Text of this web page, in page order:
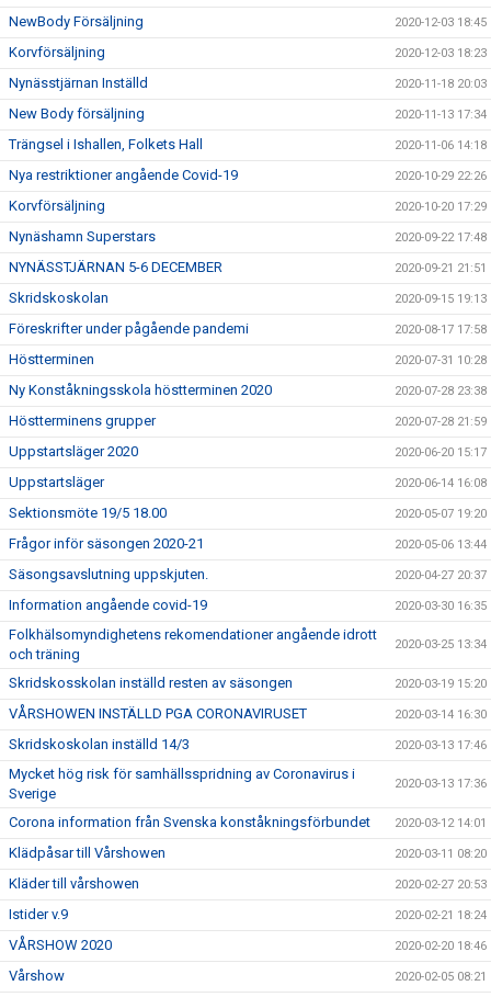
NewBody Försäljning 2020-12-03 18:45
Korvförsäljning 2020-12-03 18:23
Nynässtjärnan Inställd 2020-11-18 20:03
New Body försäljning 2020-11-13 17:34
Trängsel i Ishallen, Folkets Hall 2020-11-06 14:18
Nya restriktioner angående Covid-19 2020-10-29 22:26
Korvförsäljning 2020-10-20 17:29
Nynäshamn Superstars 2020-09-22 17:48
NYNÄSSTJÄRNAN 5-6 DECEMBER 2020-09-21 21:51
Skridskoskolan 2020-09-15 19:13
Föreskrifter under pågående pandemi 2020-08-17 17:58
Höstterminen 2020-07-31 10:28
Ny Konståkningsskola höstterminen 2020 2020-07-28 23:38
Höstterminens grupper 2020-07-28 21:59
Uppstartsläger 2020 2020-06-20 15:17
Uppstartsläger 2020-06-14 16:08
Sektionsmöte 19/5 18.00 2020-05-07 19:20
Frågor inför säsongen 2020-21 2020-05-06 13:44
Säsongsavslutning uppskjuten. 2020-04-27 20:37
Information angående covid-19 2020-03-30 16:35
Folkhälsomyndighetens rekomendationer angående idrott
och träning
2020-03-25 13:34
Skridskosskolan inställd resten av säsongen 2020-03-19 15:20
VÅRSHOWEN INSTÄLLD PGA CORONAVIRUSET 2020-03-14 16:30
Skridskoskolan inställd 14/3 2020-03-13 17:46
Mycket hög risk för samhällsspridning av Coronavirus i
Sverige
2020-03-13 17:36
Corona information från Svenska konståkningsförbundet 2020-03-12 14:01
Klädpåsar till Vårshowen 2020-03-11 08:20
Kläder till vårshowen 2020-02-27 20:53
Istider v.9 2020-02-21 18:24
VÅRSHOW 2020 2020-02-20 18:46
Vårshow 2020-02-05 08:21